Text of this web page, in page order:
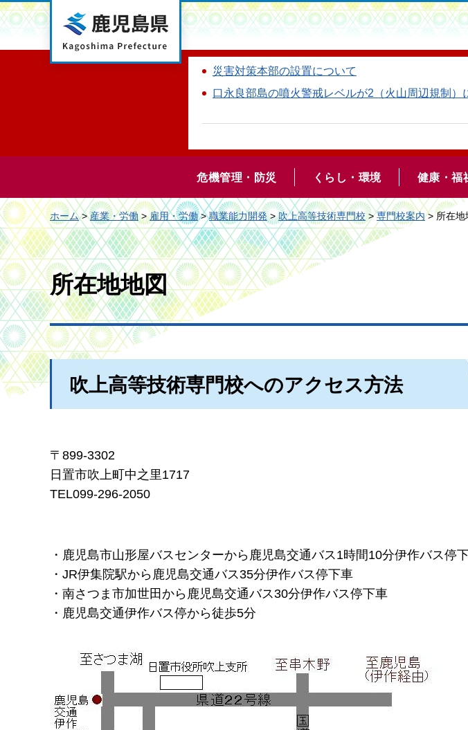
鹿児島県
災害対策本部の設置について
口永良部島の噴火警戒レベルが2（火山周辺規制）
危機管理・防災 くらし・環境 健康・福
ホーム>産業・労働>雇用・労働>職業能力開発>吹上高等技術専門校>専門校案内> 所在地
所在地地図
吹上高等技術専門校へのアクセス方法
〒899-3302
日置市吹上町中之里1717
TEL099-296-2050
・鹿児島市山形屋バスセンターから鹿児島交通バス1時間10分伊作バス停
・JR伊集院駅から鹿児島交通バス35分伊作バス停下車
・南さつま市加世田から鹿児島交通バス30分伊作バス停下車
・鹿児島交通伊作バス停から徒歩5分